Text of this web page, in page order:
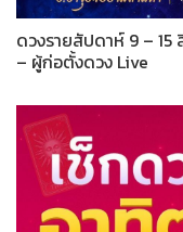
ดวงรายสัปดาห์ 9 – 15
– ผู้ก่อตั้งดวง Live